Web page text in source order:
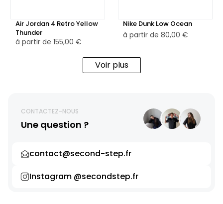
Air Jordan 4 Retro Yellow
Thunder
à partir de 155,00 €
Nike Dunk Low Ocean
à partir de 80,00 €
Voir plus
CONTACTEZ-NOUS
Une question ?
contact@second-step.fr
Instagram @secondstep.fr